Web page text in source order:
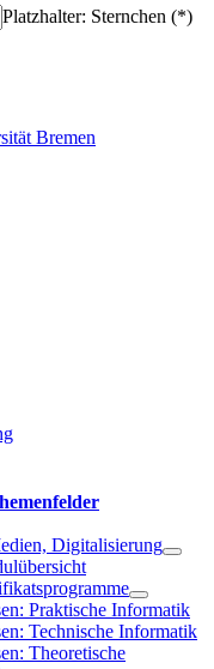
Platzhalter: Sternchen (*)
Bremen
Digitalisierung
Praktische Informatik
Technische Informatik
Theoretische